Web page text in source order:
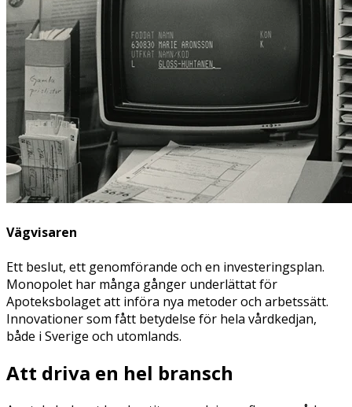
Vägvisaren
Ett beslut, ett genomförande och en investeringsplan.
Monopolet har många gånger underlättat för
Apoteksbolaget att införa nya metoder och arbetssätt.
Innovationer som fått betydelse för hela vårdkedjan,
både i Sverige och utomlands.
Att driva en hel bransch